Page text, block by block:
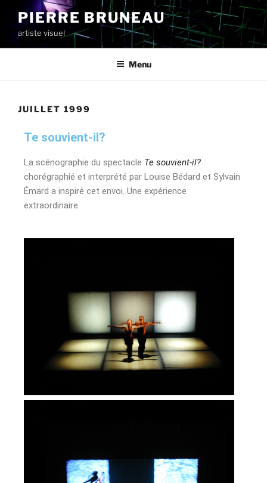
PIERRE BRUNEAU
artiste visuel
Menu
JUILLET 1999
Te souvient-il?
La scénographie du spectacle Te souvient-il?
chorégraphié et interprété par Louise Bédard et Sylvain
Émard a inspiré cet envoi. Une expérience
extraordinaire.